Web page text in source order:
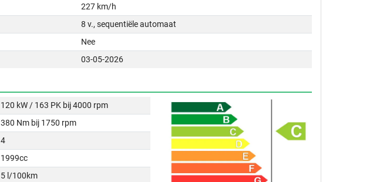
227 km/h
8 v., sequentiële automaat
Nee
03-05-2026
120 kW / 163 PK bij 4000 rpm
380 Nm bij 1750 rpm
4
1999cc
5 l/100km